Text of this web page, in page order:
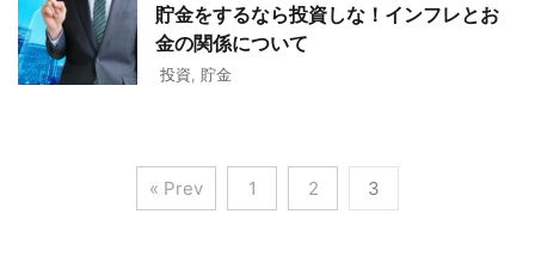
貯金をするなら投資しな！インフレとお
金の関係について
投資 貯金
« Prev 1 2 3